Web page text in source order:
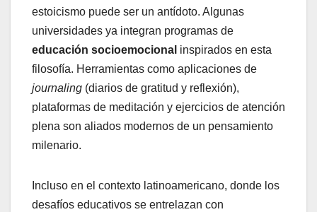
estoicismo puede ser un antídoto. Algunas
universidades ya integran programas de
educación socioemocional inspirados en esta
filosofía. Herramientas como aplicaciones de
journaling (diarios de gratitud y reflexión),
plataformas de meditación y ejercicios de atención
plena son aliados modernos de un pensamiento
milenario.
Incluso en el contexto latinoamericano, donde los
desafíos educativos se entrelazan con